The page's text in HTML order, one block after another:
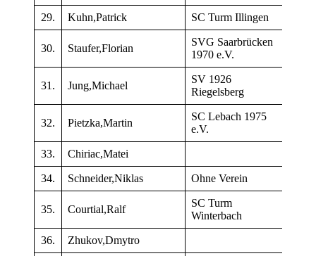
29. Kuhn,Patrick SC Turm Illingen
30. Staufer,Florian
SVG Saarbrücken
1970 e.V.
31. Jung,Michael
SV 1926
Riegelsberg
32. Pietzka,Martin
SC Lebach 1975
e.V.
33. Chiriac,Matei
34. Schneider,Niklas Ohne Verein
35. Courtial,Ralf
SC Turm
Winterbach
36. Zhukov,Dmytro